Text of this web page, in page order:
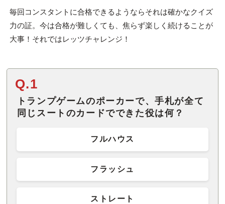
毎回コンスタントに合格できるようならそれは確かなクイズ
力の証。今は合格が難しくても、焦らず楽しく続けることが
大事！それではレッツチャレンジ！
Q.1
トランプゲームのポーカーで、手札が全て
同じスートのカードでできた役は何？
フルハウス
フラッシュ
ストレート